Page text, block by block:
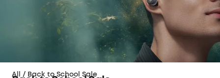
All / Back to School Sale